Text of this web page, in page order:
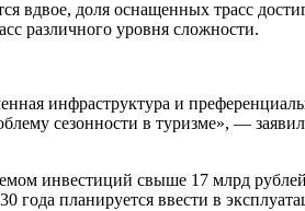
вдвое, доля оснащенных трасс
различного уровня сложности.
инфраструктура и
сезонности в туризме», —
инвестиций свыше 17 млрд
года планируется ввести в